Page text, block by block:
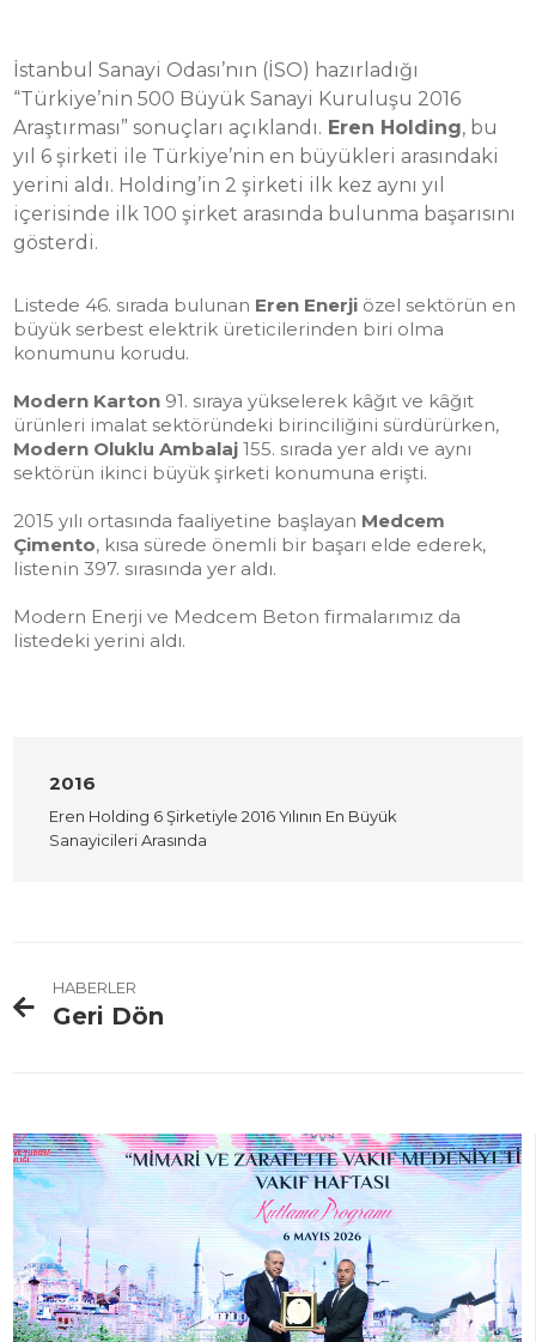
İstanbul Sanayi Odası’nın (İSO) hazırladığı
“Türkiye’nin 500 Büyük Sanayi Kuruluşu 2016
Araştırması” sonuçları açıklandı. Eren Holding, bu
yıl 6 şirketi ile Türkiye’nin en büyükleri arasındaki
yerini aldı. Holding’in 2 şirketi ilk kez aynı yıl
içerisinde ilk 100 şirket arasında bulunma başarısını
gösterdi.
Listede 46. sırada bulunan Eren Enerji özel sektörün en
büyük serbest elektrik üreticilerinden biri olma
konumunu korudu.
Modern Karton 91. sıraya yükselerek kâğıt ve kâğıt
ürünleri imalat sektöründeki birinciliğini sürdürürken,
Modern Oluklu Ambalaj 155. sırada yer aldı ve aynı
sektörün ikinci büyük şirketi konumuna erişti.
2015 yılı ortasında faaliyetine başlayan Medcem
Çimento, kısa sürede önemli bir başarı elde ederek,
listenin 397. sırasında yer aldı.
Modern Enerji ve Medcem Beton firmalarımız da
listedeki yerini aldı.
2016
Eren Holding 6 Şirketiyle 2016 Yılının En Büyük
Sanayicileri Arasında
HABERLER
Geri Dön